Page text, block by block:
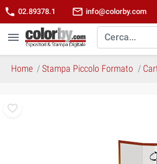
phone 02.89378.1 mail_outline info@colorby.com
menu
Home Stampa Piccolo Formato